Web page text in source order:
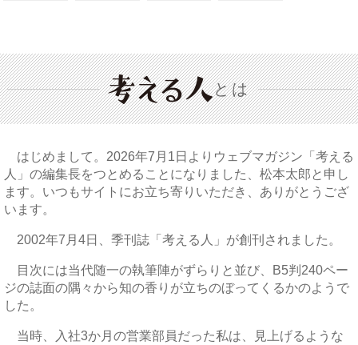
とは
はじめまして。2026年7月1日よりウェブマガジン「考える
人」の編集長をつとめることになりました、松本太郎と申し
ます。いつもサイトにお立ち寄りいただき、ありがとうござ
います。
2002年7月4日、季刊誌「考える人」が創刊されました。
目次には当代随一の執筆陣がずらりと並び、B5判240ペー
ジの誌面の隅々から知の香りが立ちのぼってくるかのようで
した。
当時、入社3か月の営業部員だった私は、見上げるような